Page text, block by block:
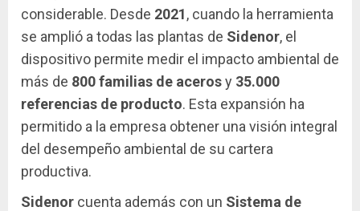
considerable. Desde 2021, cuando la herramienta
se amplió a todas las plantas de Sidenor, el
dispositivo permite medir el impacto ambiental de
más de 800 familias de acerosy 35.000
referencias de producto. Esta expansión ha
permitido a la empresa obtener una visión integral
del desempeño ambiental de su cartera
productiva.
Sidenor cuenta además con un Sistema de